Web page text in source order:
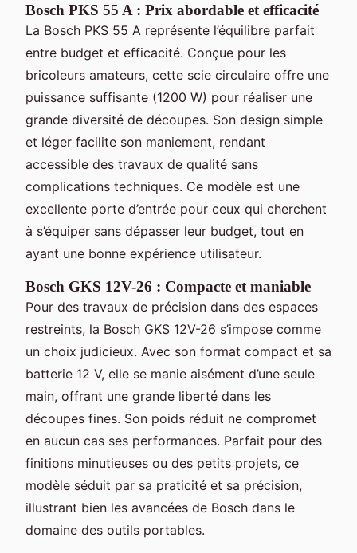
Bosch PKS 55 A : Prix abordable et efficacité
La Bosch PKS 55 A représente l’équilibre parfait
entre budget et efficacité. Conçue pour les
bricoleurs amateurs, cette scie circulaire offre une
puissance suffisante (1200 W) pour réaliser une
grande diversité de découpes. Son design simple
et léger facilite son maniement, rendant
accessible des travaux de qualité sans
complications techniques. Ce modèle est une
excellente porte d’entrée pour ceux qui cherchent
à s’équiper sans dépasser leur budget, tout en
ayant une bonne expérience utilisateur.
Bosch GKS 12V-26 : Compacte et maniable
Pour des travaux de précision dans des espaces
restreints, la Bosch GKS 12V-26 s’impose comme
un choix judicieux. Avec son format compact et sa
batterie 12 V, elle se manie aisément d’une seule
main, offrant une grande liberté dans les
découpes fines. Son poids réduit ne compromet
en aucun cas ses performances. Parfait pour des
finitions minutieuses ou des petits projets, ce
modèle séduit par sa praticité et sa précision,
illustrant bien les avancées de Bosch dans le
domaine des outils portables.